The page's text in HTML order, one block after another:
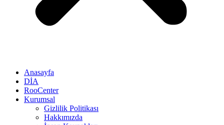
Anasayfa
DİA
RooCenter
Kurumsal
Gizlilik Politikası
Hakkımızda